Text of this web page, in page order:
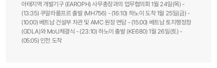
아태지역 개발기구 (EAROPH) 사무총장과의 업무협의회 1월 24일(목) -
(13:35) 쿠알라룸프르 출발 (MH756) - (16:10) 하노이 도착 1월 25일(금) -
(10:00) 베트남 건설부 차관 및 AMC 원장 면담 - (15:00) 베트남 토지행정청
(GDLA)와 MoU체결식 - (23:10) 하노이 출발 (KE680) 1월 26일(토) -
(05:05) 인천 도착